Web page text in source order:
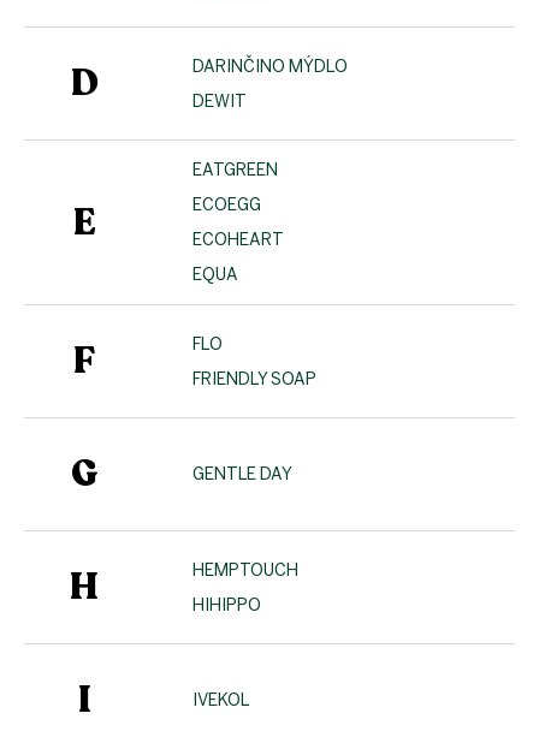
D
DARINČINO MÝDLO
DEWIT
E
EATGREEN
ECOEGG
ECOHEART
EQUA
F
FLO
FRIENDLY SOAP
G GENTLE DAY
H
HEMPTOUCH
HIHIPPO
I IVEKOL